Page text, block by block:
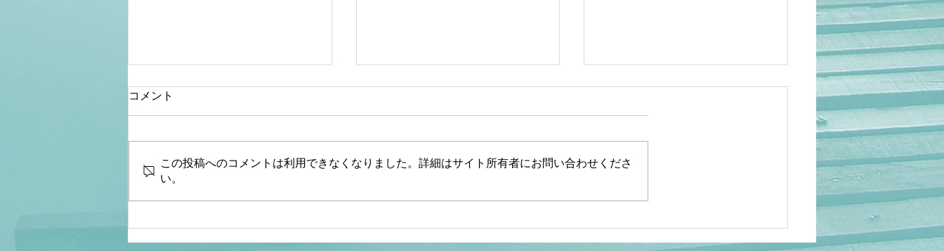
【桜内文城】財政金融研究
ョック&減税ショックとは何
【文】【一般ライブ】【辺野
事故当時の動画を公開【玄ち
【山岡】アニメ人気でも救え
した理由 ケビン・ドーク氏×
コメント
この投稿へのコメントは利用できなくなりました。詳細はサイト所有者にお問い合わせくださ
い。